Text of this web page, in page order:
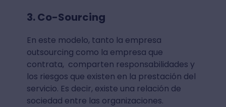
3. Co-Sourcing
En este modelo, tanto la empresa
outsourcing como la empresa que
contrata, comparten responsabilidades y
los riesgos que existen en la prestación del
servicio. Es decir, existe una relación de
sociedad entre las organizaciones.